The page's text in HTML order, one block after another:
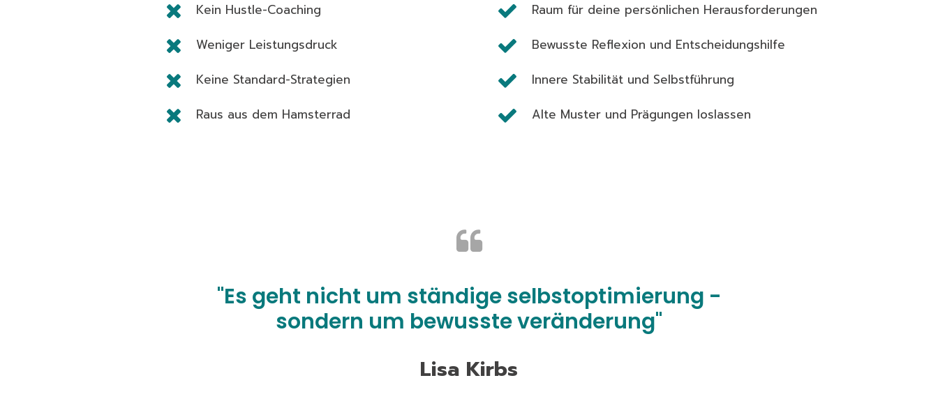
Kein Hustle-Coaching
Weniger Leistungsdruck
Keine Standard-Strategien
Raus aus dem Hamsterrad
Raum für deine persönlichen Herausforderungen
Bewusste Reflexion und Entscheidungshilfe
Innere Stabilität und Selbstführung
Alte Muster und Prägungen loslassen
"Es geht nicht um ständige selbstoptimierung -
sondern um bewusste veränderung"
Lisa Kirbs